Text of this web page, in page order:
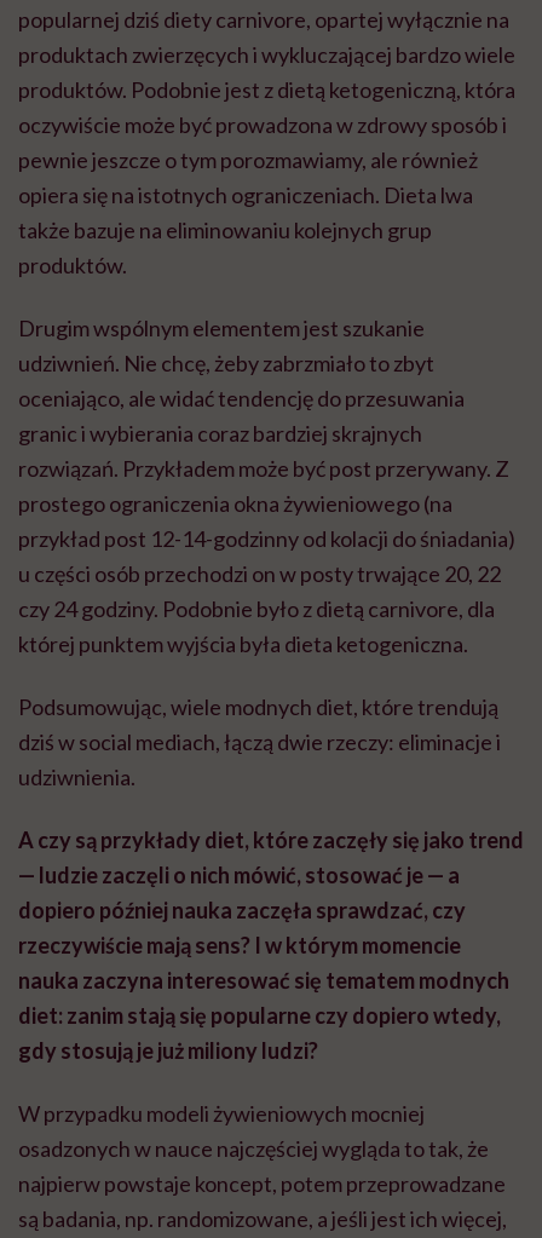
popularnej dziś diety carnivore, opartej wyłącznie na
produktach zwierzęcych i wykluczającej bardzo wiele
produktów. Podobnie jest z dietą ketogeniczną, która
oczywiście może być prowadzona w zdrowy sposób i
pewnie jeszcze o tym porozmawiamy, ale również
opiera się na istotnych ograniczeniach. Dieta lwa
także bazuje na eliminowaniu kolejnych grup
produktów.
Drugim wspólnym elementem jest szukanie
udziwnień. Nie chcę, żeby zabrzmiało to zbyt
oceniająco, ale widać tendencję do przesuwania
granic i wybierania coraz bardziej skrajnych
rozwiązań. Przykładem może być post przerywany. Z
prostego ograniczenia okna żywieniowego (na
przykład post 12-14-godzinny od kolacji do śniadania)
u części osób przechodzi on w posty trwające 20, 22
czy 24 godziny. Podobnie było z dietą carnivore, dla
której punktem wyjścia była dieta ketogeniczna.
Podsumowując, wiele modnych diet, które trendują
dziś w social mediach, łączą dwie rzeczy: eliminacje i
udziwnienia.
A czy są przykłady diet, które zaczęły się jako trend
— ludzie zaczęli o nich mówić, stosować je — a
dopiero później nauka zaczęła sprawdzać, czy
rzeczywiście mają sens? I w którym momencie
nauka zaczyna interesować się tematem modnych
diet: zanim stają się popularne czy dopiero wtedy,
gdy stosują je już miliony ludzi?
W przypadku modeli żywieniowych mocniej
osadzonych w nauce najczęściej wygląda to tak, że
najpierw powstaje koncept, potem przeprowadzane
są badania, np. randomizowane, a jeśli jest ich więcej,